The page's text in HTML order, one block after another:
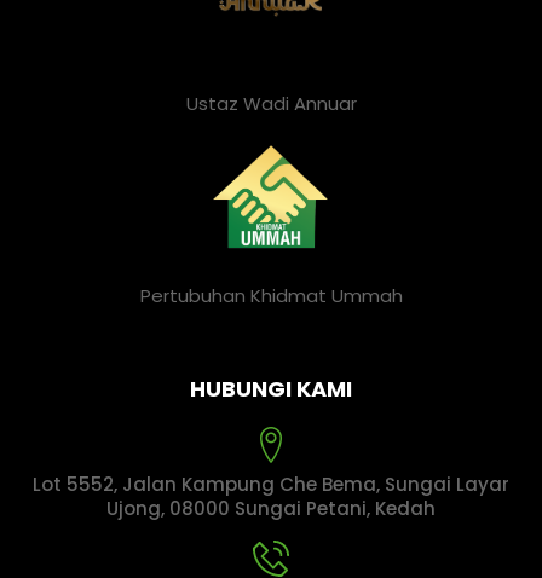
Ustaz Wadi Annuar
Pertubuhan Khidmat Ummah
HUBUNGI KAMI
Lot 5552, Jalan Kampung Che Bema, Sungai Layar
Ujong, 08000 Sungai Petani, Kedah